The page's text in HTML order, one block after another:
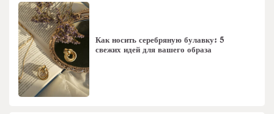
Как носить серебряную булавку: 5
свежих идей для вашего образа